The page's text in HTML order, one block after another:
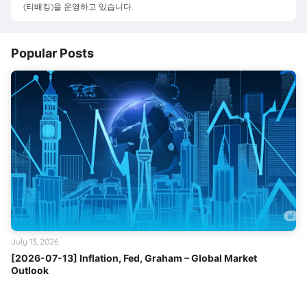
(티배킹)을 운영하고 있습니다.
Popular Posts
[2026-07-13] Inflation, Fed, Graham – Global Market
Outlook
July 13, 2026